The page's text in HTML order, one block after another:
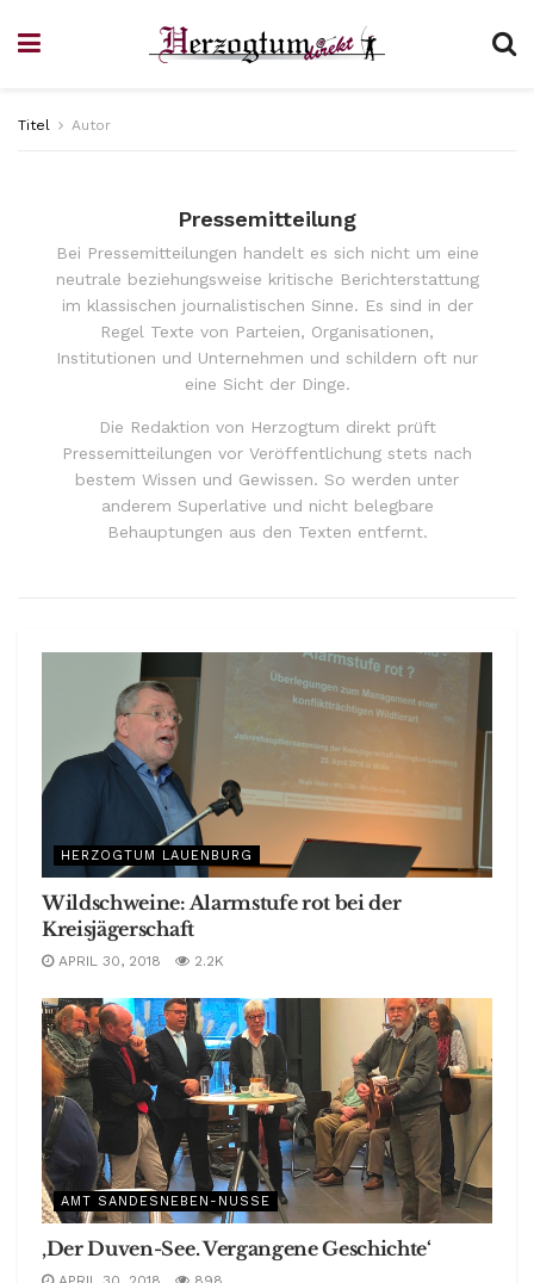
Titel Autor
Pressemitteilung
Bei Pressemitteilungen handelt es sich nicht um eine
neutrale beziehungsweise kritische Berichterstattung
im klassischen journalistischen Sinne. Es sind in der
Regel Texte von Parteien, Organisationen,
Institutionen und Unternehmen und schildern oft nur
eine Sicht der Dinge.
Die Redaktion von Herzogtum direkt prüft
Pressemitteilungen vor Veröffentlichung stets nach
bestem Wissen und Gewissen. So werden unter
anderem Superlative und nicht belegbare
Behauptungen aus den Texten entfernt.
HERZOGTUM LAUENBURG
Wildschweine: Alarmstufe rot bei der
Kreisjägerschaft
APRIL 30, 2018 2.2K
AMT SANDESNEBEN-NUSSE
‚Der Duven-See. Vergangene Geschichte‘